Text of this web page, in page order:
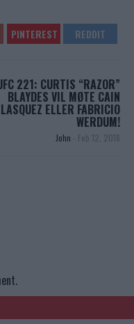
221: CURTIS “RAZOR”
BLAYDES VIL MØTE CAIN
ELLER FABRICIO
WERDUM!
John - Feb 12, 2018